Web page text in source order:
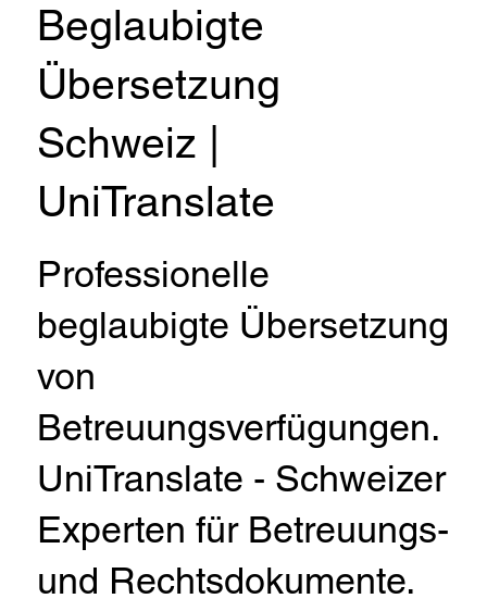
Beglaubigte
Übersetzung
Schweiz |
UniTranslate
Professionelle
beglaubigte Übersetzung
von
Betreuungsverfügungen.
UniTranslate - Schweizer
Experten für Betreuungs-
und Rechtsdokumente.